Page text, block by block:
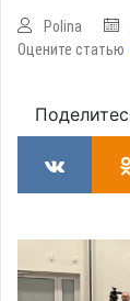
Polina
Оцените статью